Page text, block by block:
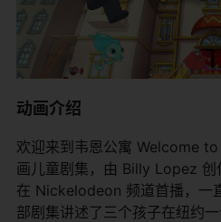
动画介绍
欢迎来到韦恩公寓 Welcome
画儿童剧集，由 Billy Lopez
在 Nickelodeon 频道首播，一
部剧集讲述了三个孩子在纽约